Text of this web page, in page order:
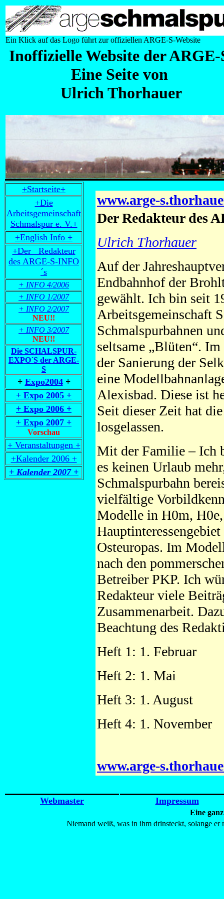
Ein Klick auf das Logo führt zur offiziellen ARGE-S-Website
Inoffizielle Website der
Eine Seite von
Ulrich Thorhauer
+Startseite+
+Die
Arbeitsgemeinschaft
Schmalspur e. V.+
+English Info +
+Der Redakteur
des ARGE-S-INFO
´s
+ INFO 4/2006
+ INFO 1/2007
+ INFO 2/2007
NEU!!
+ INFO 3/2007
NEU!!
Die SCHALSPUR-
EXPO´S der ARGE-
S
+ Expo2004+
+ Expo 2005 +
+ Expo 2006 +
+ Expo 2007 +
Vorschau
+ Veranstaltungen +
+Kalender 2006 +
+ Kalender 2007 +
www.arge-
Der Redakteur des
Ulrich Thorhauer
Auf der
Endbahnhof der
gewählt. Ich bin seit
Arbeitsgemeinschaft
Schmalspurbahnen
seltsame „Blüten“.
der Sanierung der
eine
Alexisbad. Diese ist
Seit dieser Zeit hat
losgelassen.
Mit der Familie – Ich
es keinen Urlaub
Schmalspurbahn
vielfältige
Modelle in H0m,
Osteuropas. Im
nach den
Betreiber PKP. Ich
Redakteur viele
Zusammenarbeit.
Beachtung des
Heft 1: 1. Februar
Heft 2: 1. Mai
Heft 3: 1. August
Heft 4: 1. November
www.arge-
Webmaster Impressum
Eine
Niemand weiß, was in ihm drinsteckt, solange